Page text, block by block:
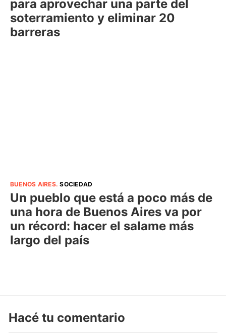
para aprovechar una parte del
soterramiento y eliminar 20
barreras
BUENOS AIRES.SOCIEDAD
Un pueblo que está a poco más de
una hora de Buenos Aires va por
un récord: hacer el salame más
largo del país
Hacé tu comentario